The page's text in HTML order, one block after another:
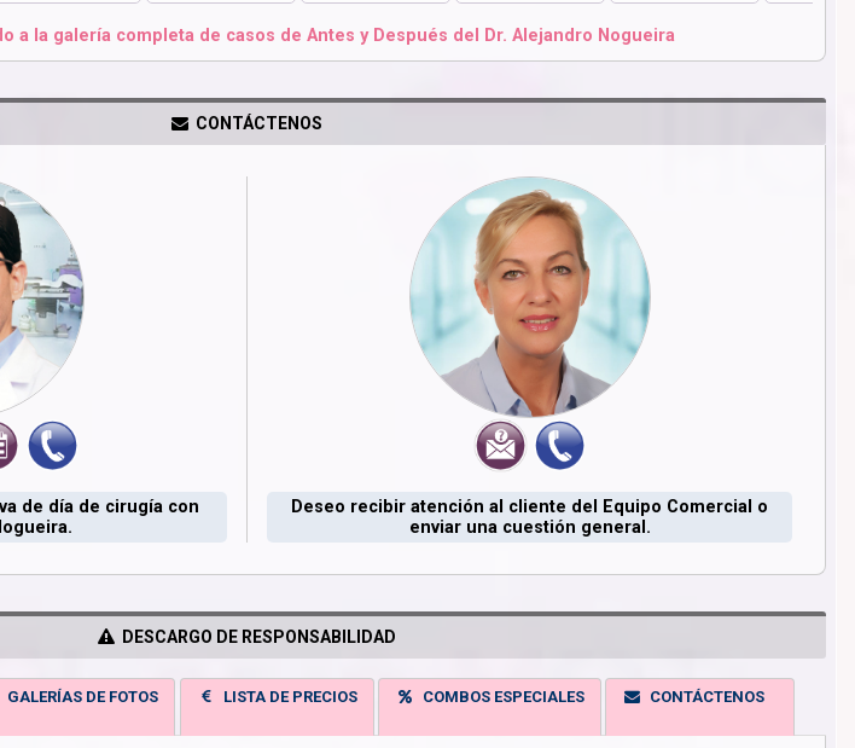
a la galería completa de casos de Antes y Después del Dr. Alejandro Nogueira
CONTÁCTENOS
de día de cirugía con
Deseo recibir atención al cliente del Equipo Comercial o
enviar una cuestión general.
DESCARGO DE RESPONSABILIDAD
GALERÍAS DE FOTOS LISTA DE PRECIOS COMBOS ESPECIALES CONTÁCTENOS